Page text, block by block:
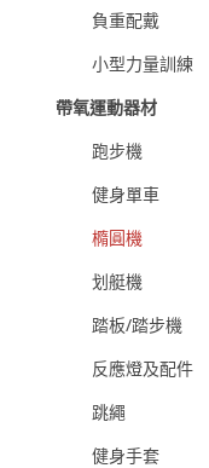
負重配戴
小型力量訓練
帶氧運動器材
跑步機
健身單車
橢圓機
划艇機
踏板/踏步機
反應燈及配件
跳繩
健身手套